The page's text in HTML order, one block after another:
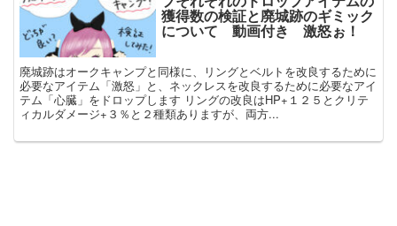
獲得数の検証と廃城跡のギミック
について 動画付き 激怒ぉ！
廃城跡はオークキャンプと同様に、リングとベルトを改良するために
必要なアイテム「激怒」と、ネックレスを改良するために必要なアイ
テム「心臓」をドロップします リングの改良はHP+１２５とクリテ
ィカルダメージ+３％と２種類ありますが、両方...